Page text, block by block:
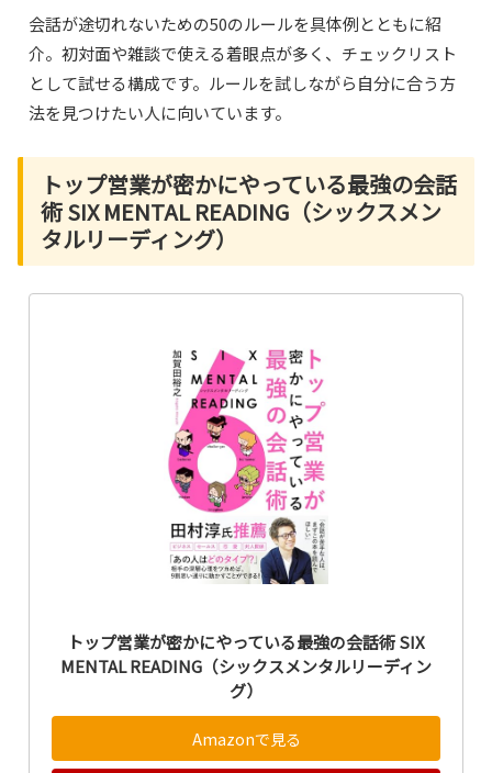
会話が途切れないための50のルールを具体例とともに紹
介。初対面や雑談で使える着眼点が多く、チェックリスト
として試せる構成です。ルールを試しながら自分に合う方
法を見つけたい人に向いています。
トップ営業が密かにやっている最強の会話
術 SIX MENTAL READING（シックスメン
タルリーディング）
トップ営業が密かにやっている最強の会話術 SIX
MENTAL READING（シックスメンタルリーディン
グ）
Amazonで見る